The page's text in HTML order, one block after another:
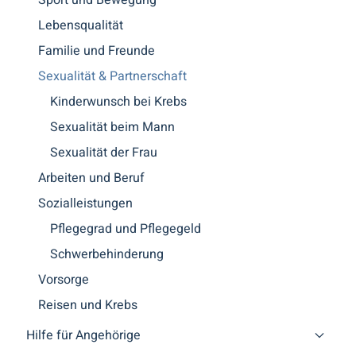
Lebensqualität
Familie und Freunde
Sexualität & Partnerschaft
Kinderwunsch bei Krebs
Sexualität beim Mann
Sexualität der Frau
Arbeiten und Beruf
Sozialleistungen
Pflegegrad und Pflegegeld
Schwerbehinderung
Vorsorge
Reisen und Krebs
Hilfe für Angehörige